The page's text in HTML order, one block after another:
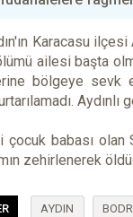
Karacasu
ailesi başta
bölgeye sevk
çocuk babası olan
zehirlenerek
AYDIN